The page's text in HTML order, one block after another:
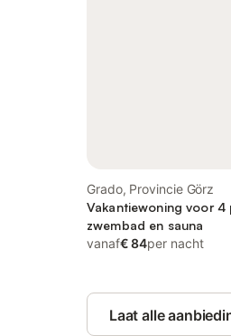
Grado, Provincie Görz
Vakantiewoning voor 4
zwembad en sauna
vanaf€ 84per nacht
Laat alle